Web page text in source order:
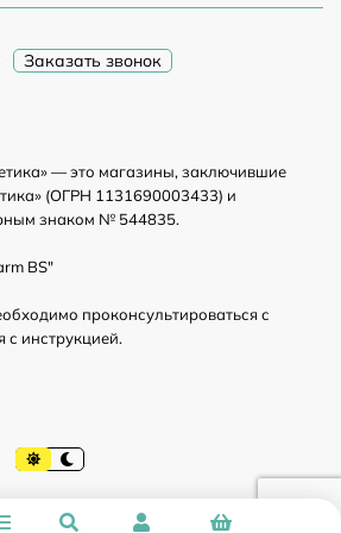
— это магазины, заключившие
(ОГРН 1131690003433) и
знаком № 544835.
BS"
проконсультироваться с
с инструкцией.
Заказать звонок